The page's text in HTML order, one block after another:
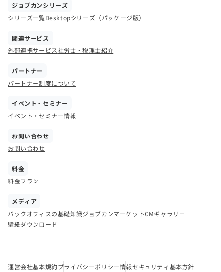
ジョブカンシリーズ
シリーズ一覧Desktopシリーズ（パッケージ版）
関連サービス
外部連携サービス社労士・税理士紹介
パートナー
パートナー制度について
イベント・セミナー
イベント・セミナー情報
お問い合わせ
お問い合わせ
料金
料金プラン
メディア
バックオフィスの基礎知識ジョブカンマーケットCMギャラリー
壁紙ダウンロード
運営会社基本規約プライバシーポリシー情報セキュリティ基本方針